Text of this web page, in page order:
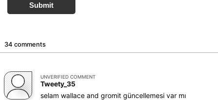
Submit
34 comments
UNVERIFIED COMMENT
Tweety_35
selam wallace and gromit güncellemesi var mı